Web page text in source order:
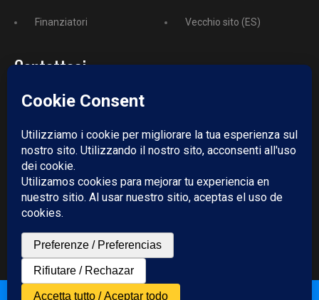
Finanziatori Vecchio sito (ES)
Contattaci
Telefono:+52 729 243 3743
Email:
redazione@puntodincontro.mx
PUNTODINCONTRO